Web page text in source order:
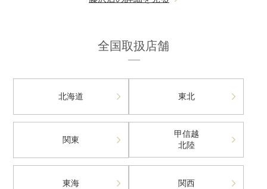
全国取扱店舗
北海道 東北
関東
甲信越
北陸
東海 関西